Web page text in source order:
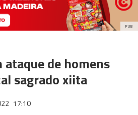
PUB
de homens
sagrado xiita
17:10